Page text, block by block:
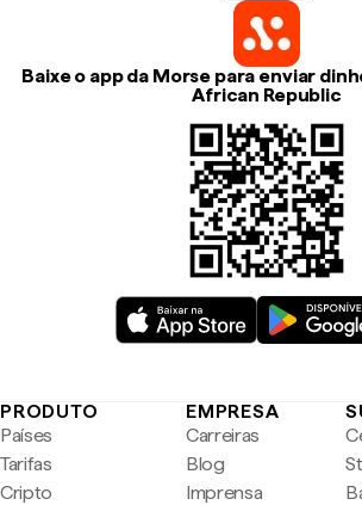
Baixe o app da Morse para enviar
African Republic
PRODUTO
Países
Tarifas
Cripto
EMPRESA
Carreiras
Blog
Imprensa